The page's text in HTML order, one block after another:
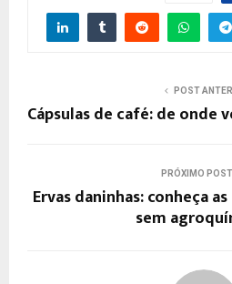
POST
Cápsulas de café: de onde
PRÓXIMO POST
Ervas daninhas: conheça
sem